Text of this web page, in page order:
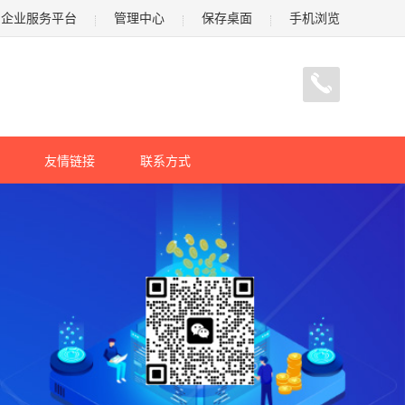
企业服务平台 管理中心 保存桌面 手机浏览
友情链接 联系方式